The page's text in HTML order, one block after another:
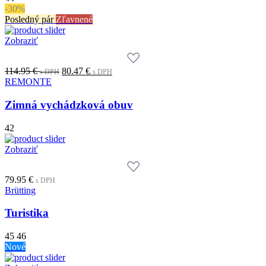
-30%
Posledný pár Zľavnené
Zobraziť
114.95€s DPH Original
114.95 €.s
80.47 € s DPH
80.47 €.
REMONTE
Zimná vychádzková obuv
42
Zobraziť
79.95 € s DPH
Brütting
Turistika
45 46
Nové